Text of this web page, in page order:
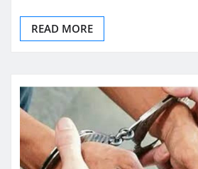
READ MORE